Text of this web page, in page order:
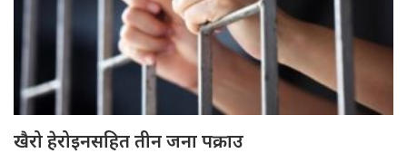
खैरो हेरोइनसहित तीन जना पक्राउ